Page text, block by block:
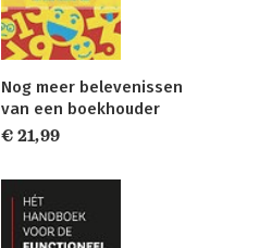
Nog meer belevenissen
van een boekhouder
€ 21,99